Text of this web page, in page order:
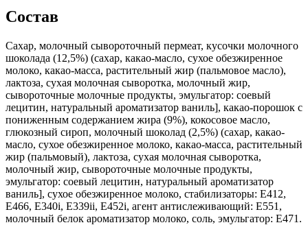
Состав
Cахар, молочный сывороточный пермеат, кусочки молочного
шоколада (12,5%) (сахар, какао-масло, сухое обезжиренное
молоко, какао-масса, растительный жир (пальмовое масло),
лактоза, сухая молочная сыворотка, молочный жир,
сывороточные молочные продукты, эмульгатор: соевый
лецитин, натуральный ароматизатор ваниль], какао-порошок с
пониженным содержанием жира (9%), кокосовое масло,
глюкозный сироп, молочный шоколад (2,5%) (сахар, какао-
масло, сухое обезжиренное молоко, какао-масса, растительный
жир (пальмовый), лактоза, сухая молочная сыворотка,
молочный жир, сывороточные молочные продукты,
эмульгатор: соевый лецитин, натуральный ароматизатор
ваниль], сухое обезжиренное молоко, стабилизаторы: Е412,
Е466, E340i, E339ii, Е452і, агент антислеживающий: Е551,
молочный белок ароматизатор молоко, соль, эмульгатор: Е471.